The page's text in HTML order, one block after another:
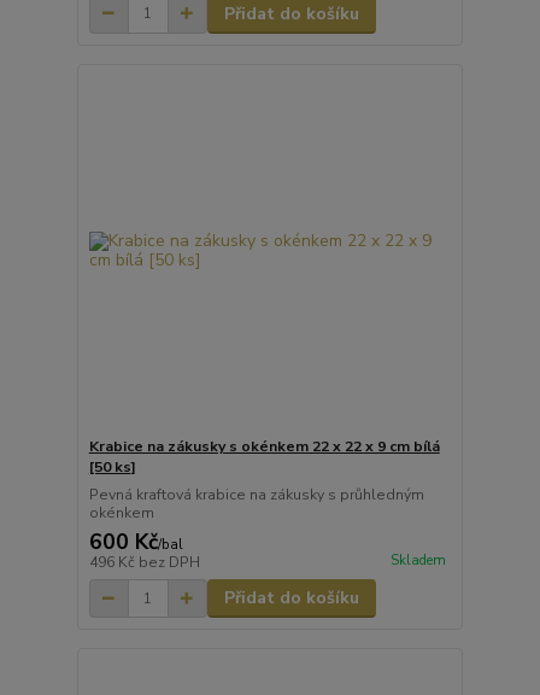
Přidat do košíku
Krabice na zákusky s okénkem 22 x 22 x 9 cm bílá
[50 ks]
Pevná kraftová krabice na zákusky s průhledným
okénkem
600 Kč/bal
496 Kč bez DPH Skladem
Přidat do košíku